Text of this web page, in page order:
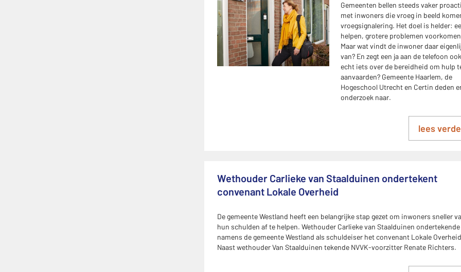
Gemeenten bellen steeds vaker
met inwoners die vroeg in beeld
vroegsignalering. Het doel is helder:
helpen, grotere problemen
Maar wat vindt de inwoner daar
van? En zegt een ja aan de telefoon ook
echt iets over de bereidheid om hulp
aanvaarden? Gemeente Haarlem, de
Hogeschool Utrecht en Certin deden
onderzoek naar.
lees
Wethouder Carlieke van Staalduinen ondertekent
convenant Lokale Overheid
De gemeente Westland heeft een belangrijke stap gezet om inwoners sneller
hun schulden af te helpen. Wethouder Carlieke van Staalduinen ondertekende
namens de gemeente Westland als schuldeiser het convenant Lokale
Naast wethouder Van Staalduinen tekende NVVK-voorzitter Renate Richters.